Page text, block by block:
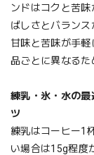
ンドはコクと苦
ばしさとバラン
甘味と苦味が手
品ごとに異なるた
練乳・氷・水の
ツ
練乳はコーヒー1
い場合は15g程度